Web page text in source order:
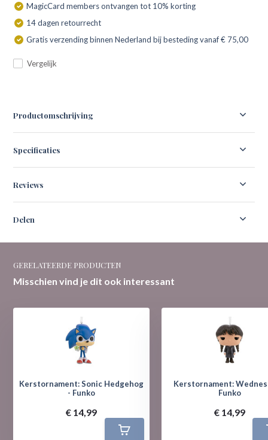
MagicCard members ontvangen tot 10% korting
14 dagen retourrecht
Gratis verzending binnen Nederland bij besteding vanaf € 75,00
Vergelijk
Productomschrijving
Specificaties
Reviews
Delen
GERELATEERDE PRODUCTEN
Misschien vind je dit ook interessant
Kerstornament: Sonic Hedgehog
- Funko
€ 14,99
Kerstornament: Wednesday -
Funko
€ 14,99